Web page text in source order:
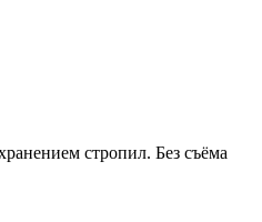
стропил. Без съёма